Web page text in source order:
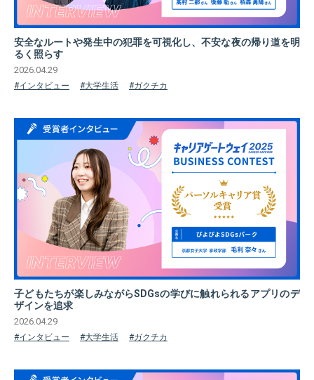
安全なルートや発生中の犯罪を可視化し、不安な夜の帰り道を明
るく照らす
2026.04.29
#インタビュー #大学生活 #ガクチカ
子どもたちが楽しみながらSDGsの学びに触れられるアプリのデ
ザインを追求
2026.04.29
#インタビュー #大学生活 #ガクチカ